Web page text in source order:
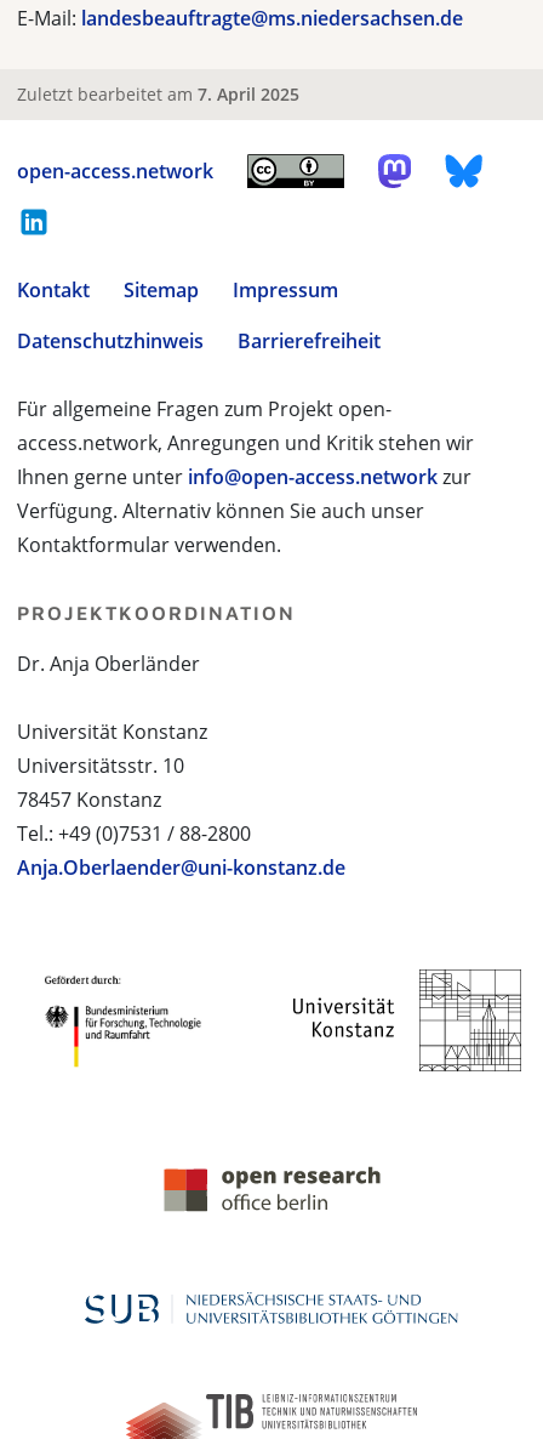
E-Mail: landesbeauftragte@ms.niedersachsen.de
Zuletzt bearbeitet am 7. April 2025
open-access.network
Kontakt Sitemap
Impressum
Datenschutzhinweis
Barrierefreiheit
Für allgemeine Fragen zum Projekt open-
access.network, Anregungen und Kritik stehen wir
Ihnen gerne unter info@open-access.networkzur
Verfügung. Alternativ können Sie auch unser
Kontaktformular verwenden.
PROJEKTKOORDINATION
Dr. Anja Oberländer
Universität Konstanz
Universitätsstr. 10
78457 Konstanz
Tel.: +49 (0)7531 / 88-2800
Anja.Oberlaender@uni-konstanz.de